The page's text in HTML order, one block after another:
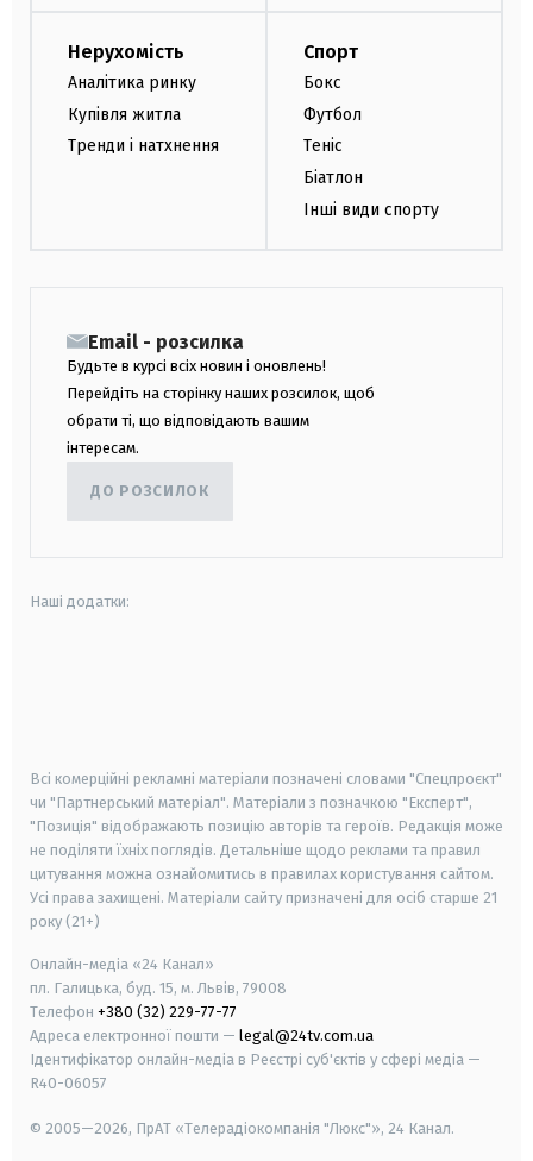
Нерухомість
Аналітика ринку
Купівля житла
Тренди і натхнення
Спорт
Бокс
Футбол
Теніс
Біатлон
Інші види спорту
Email - розсилка
Будьте в курсі всіх новин і оновлень!
Перейдіть на сторінку наших розсилок, щоб
обрати ті, що відповідають вашим
інтересам.
ДО РОЗСИЛОК
Наші додатки:
Всі комерційні рекламні матеріали позначені словами "Спецпроєкт"
чи "Партнерський матеріал". Матеріали з позначкою "Експерт",
"Позиція" відображають позицію авторів та героїв. Редакція може
не поділяти їхніх поглядів. Детальніше щодо реклами та правил
цитування можна ознайомитись в правилах користування сайтом.
Усі права захищені. Матеріали сайту призначені для осіб старше 21
року (21+)
Онлайн-медіа «24 Канал»
пл. Галицька, буд. 15, м. Львів, 79008
Телефон +380 (32) 229-77-77
Адреса електронної пошти — legal@24tv.com.ua
Ідентифікатор онлайн-медіа в Реєстрі суб'єктів у сфері медіа —
R40-06057
© 2005—2026, ПрАТ «Телерадіокомпанія "Люкс"», 24 Канал.